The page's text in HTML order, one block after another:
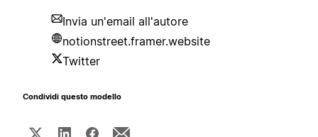
Invia un'email all'autore
notionstreet.framer.website
Twitter
Condividi questo modello